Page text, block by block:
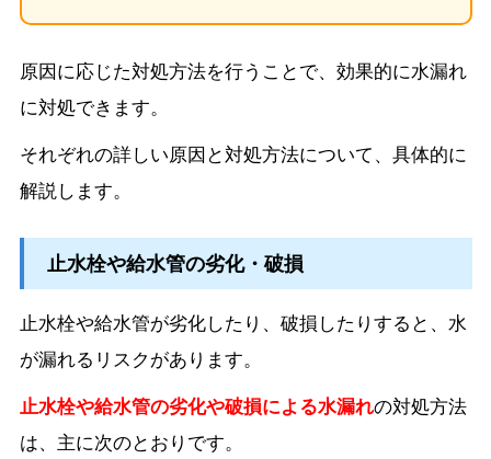
原因に応じた対処方法を行うことで、効果的に水漏れ
に対処できます。
それぞれの詳しい原因と対処方法について、具体的に
解説します。
止水栓や給水管の劣化・破損
止水栓や給水管が劣化したり、破損したりすると、水
が漏れるリスクがあります。
止水栓や給水管の劣化や破損による水漏れの対処方法
は、主に次のとおりです。